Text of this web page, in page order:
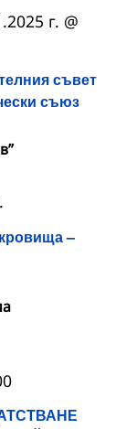
съвет
съюз
г. @
–